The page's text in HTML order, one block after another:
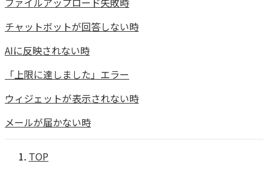
チャットボットが回答しない時
AIに反映されない時
「上限に達しました」エラー
ウィジェットが表示されない時
メールが届かない時
TOP